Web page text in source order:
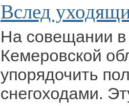
Вслед
На совещании
Кемеровской
упорядочить
снегоходами.